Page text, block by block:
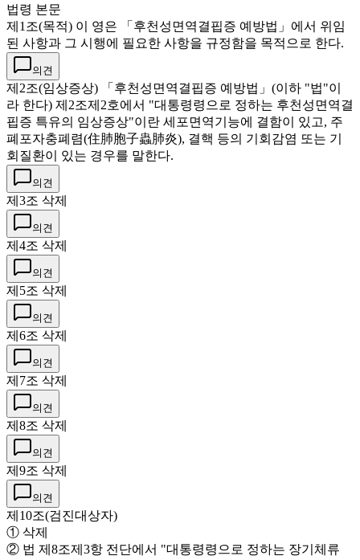
법령 본문
제1조(목적) 이 영은 「후천성면역결핍증 예방법」에서 위임
된 사항과 그 시행에 필요한 사항을 규정함을 목적으로 한다.
의견
제2조(임상증상) 「후천성면역결핍증 예방법」(이하 "법"이
라 한다) 제2조제2호에서 "대통령령으로 정하는 후천성면역결
핍증 특유의 임상증상"이란 세포면역기능에 결함이 있고, 주
폐포자충폐렴(住肺胞子蟲肺炎), 결핵 등의 기회감염 또는 기
회질환이 있는 경우를 말한다.
의견
제3조 삭제
의견
제4조 삭제
의견
제5조 삭제
의견
제6조 삭제
의견
제7조 삭제
의견
제8조 삭제
의견
제9조 삭제
의견
제10조(검진대상자)
① 삭제
② 법 제8조제3항 전단에서 "대통령령으로 정하는 장기체류